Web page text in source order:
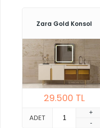
Zara Gold Konsol
29.500 TL
ADET
+
-